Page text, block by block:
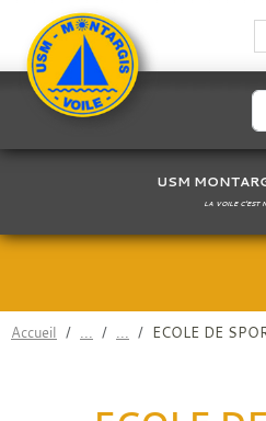
USM
LA VOILE C'EST
Accueil ECOLE DE
Panneau de gestion des cookies